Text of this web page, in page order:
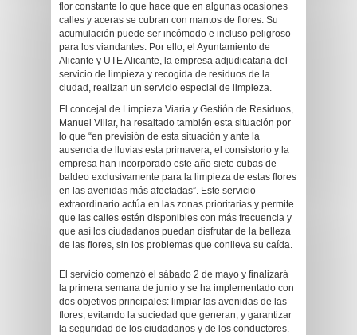
flor constante lo que hace que en algunas ocasiones
calles y aceras se cubran con mantos de flores. Su
acumulación puede ser incómodo e incluso peligroso
para los viandantes. Por ello, el Ayuntamiento de
Alicante y UTE Alicante, la empresa adjudicataria del
servicio de limpieza y recogida de residuos de la
ciudad, realizan un servicio especial de limpieza.
El concejal de Limpieza Viaria y Gestión de Residuos,
Manuel Villar, ha resaltado también esta situación por
lo que “en previsión de esta situación y ante la
ausencia de lluvias esta primavera, el consistorio y la
empresa han incorporado este año siete cubas de
baldeo exclusivamente para la limpieza de estas flores
en las avenidas más afectadas”. Este servicio
extraordinario actúa en las zonas prioritarias y permite
que las calles estén disponibles con más frecuencia y
que así los ciudadanos puedan disfrutar de la belleza
de las flores, sin los problemas que conlleva su caída.
El servicio comenzó el sábado 2 de mayo y finalizará
la primera semana de junio y se ha implementado con
dos objetivos principales: limpiar las avenidas de las
flores, evitando la suciedad que generan, y garantizar
la seguridad de los ciudadanos y de los conductores.